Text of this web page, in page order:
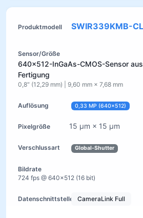
SWIR339KMB-
640×512-InGaAs-CMOS-Sensor
Fertigung
0,8″ (12,29 mm) | 9,60 mm × 7,68 mm
0,33 MP (640×512)
15 µm × 15 µm
Global-Shutter
724 fps @ 640×512 (16 bit)
CameraLink Full